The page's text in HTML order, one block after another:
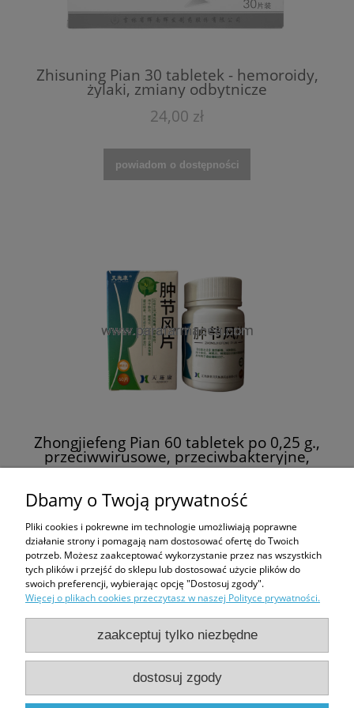
Zhisuning Pian 30 tabletek - hemoroidy,
żylaki, zmiany odbytnicze
24,00 zł
powiadom o dostępności
Zhongjiefeng Pian 60 tabletek po 0,25 g.,
przeciwwirusowe, przeciwbakteryjne,
odoprnościowe, regenerujące zioła
do koszyka
Zakupy
Pomoc
Moje konto
Dbamy o Twoją prywatność
Pliki cookies i pokrewne im technologie umożliwiają poprawne
działanie strony i pomagają nam dostosować ofertę do Twoich
potrzeb. Możesz zaakceptować wykorzystanie przez nas wszystkich
tych plików i przejść do sklepu lub dostosować użycie plików do
swoich preferencji, wybierając opcję "Dostosuj zgody".
Więcej o plikach cookies przeczytasz w naszej Polityce prywatności.
zaakceptuj tylko niezbędne
dostosuj zgody